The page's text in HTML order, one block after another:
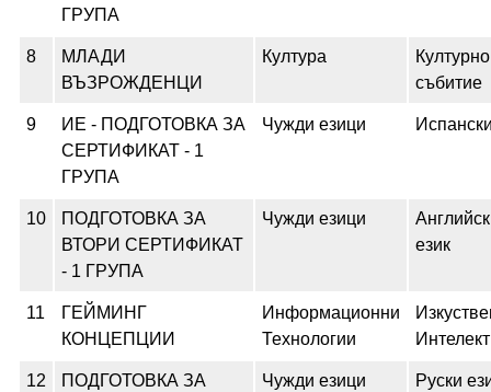
ГРУПА
8
МЛАДИ
ВЪЗРОЖДЕНЦИ
Култура
Културно
събитие
9
ИЕ - ПОДГОТОВКА ЗА
СЕРТИФИКАТ - 1
ГРУПА
Чужди езици
10
ПОДГОТОВКА ЗА
ВТОРИ СЕРТИФИКАТ
- 1 ГРУПА
Чужди езици
език
11
ГЕЙМИНГ
КОНЦЕПЦИИ
Информационни
Технологии
Интелект
12
ПОДГОТОВКА ЗА
Чужди езици Руски